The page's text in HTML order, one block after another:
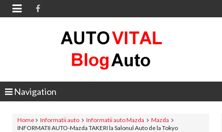

Navigation
Home Informatii auto Informatii auto Mazda
Mazda
INFORMATII AUTO-Mazda TAKERI la Salonul Auto de la Tokyo